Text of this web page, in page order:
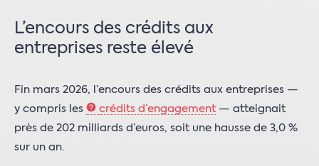
L’encours des crédits aux
entreprises reste élevé
Fin mars 2026, l’encours des crédits aux entreprises —
y compris les
crédits d’engagement — atteignait
près de 202 milliards d’euros, soit une hausse de 3,0 %
sur un an.